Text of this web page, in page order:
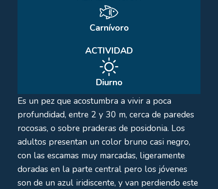
Carnívoro
ACTIVIDAD
Diurno
Es un pez que acostumbra a vivir a poca
profundidad, entre 2 y 30 m, cerca de paredes
rocosas, o sobre praderas de posidonia. Los
adultos presentan un color bruno casi negro,
con las escamas muy marcadas, ligeramente
doradas en la parte central pero los jóvenes
son de un azul iridiscente, y van perdiendo este